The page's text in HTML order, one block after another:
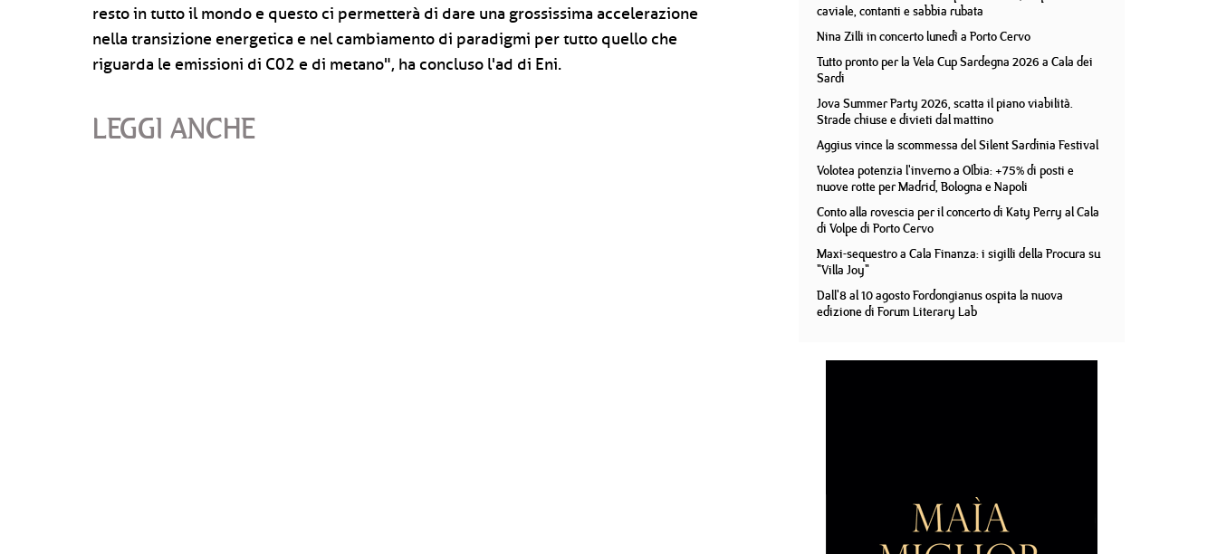
resto in tutto il mondo e questo ci permetterà di dare una grossissima accelerazione
nella transizione energetica e nel cambiamento di paradigmi per tutto quello che
riguarda le emissioni di C02 e di metano", ha concluso l'ad di Eni.
LEGGI ANCHE
caviale, contanti e sabbia rubata
Nina Zilli in concerto lunedì a Porto Cervo
Tutto pronto per la Vela Cup Sardegna 2026 a Cala dei
Sardi
Jova Summer Party 2026, scatta il piano viabilità.
Strade chiuse e divieti dal mattino
Aggius vince la scommessa del Silent Sardinia Festival
Volotea potenzia l'inverno a Olbia: +75% di posti e
nuove rotte per Madrid, Bologna e Napoli
Conto alla rovescia per il concerto di Katy Perry al Cala
di Volpe di Porto Cervo
Maxi-sequestro a Cala Finanza: i sigilli della Procura su
"Villa Joy"
Dall'8 al 10 agosto Fordongianus ospita la nuova
edizione di Forum Literary Lab